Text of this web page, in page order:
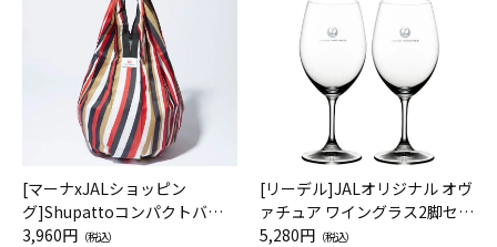
[マーナxJALショッピン
グ]Shupattoコンパクトバッ
グ Drop JAL客室乗務員（LC）
3,960円 （税込）
[リーデル]JALオリジナル オヴ
ァチュア ワイングラス2脚セッ
ト（レッドワイン）
5,280円 （税込）